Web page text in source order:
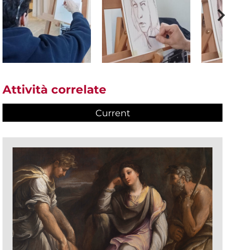
Attività correlate
Current(active tab)